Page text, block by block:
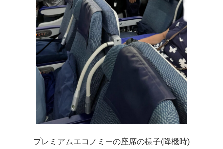
プレミアムエコノミーの座席の様子(降機時)